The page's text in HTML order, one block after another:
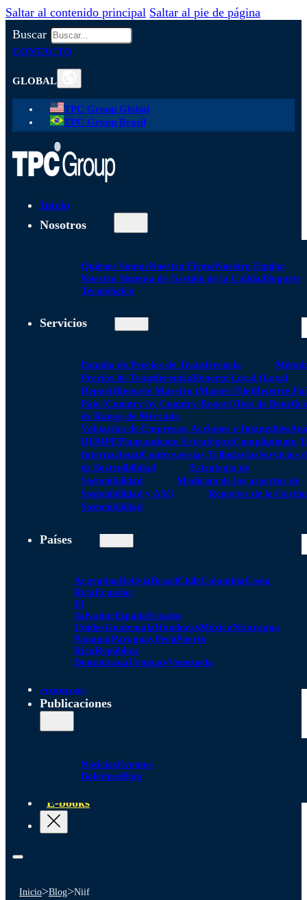
Saltar al contenido principal Saltar al pie de página
Buscar
CONTACTO
GLOBAL
TPC Group Global
TPC Group Brasil
Inicio
Nosotros
Quienes SomosNuestra FirmaNuestro Equipo
Nuestro Sistema de Gestión de la CalidadSoporte
Tecnológico
Servicios
Estudio de Precios de Transferencia
Precios de TransferenciaReporte Local (Local
Report)Reporte Maestro (Master File)Reporte
País (Country by Country Report)Test de
de Rango de Mercado
Valuación de Empresas, Acciones e Intangibles
DEMPEPlaneamiento EstratégicoCumplimiento
InternacionalControversias TributariasServicios
de Sostenibilidad
Estrategia de
Sostenibilidad
Medición de los aspectos de
Sostenibilidad y ASG
Reportes de la
Sostenibilidad
Países
ArgentinaBoliviaBrasilChileColombiaCosta
RicaEcuador
El
SalvadorEspañaEstados
UnidosGuatemalaHondurasMéxicoNicaragua
PanamáParaguayPerúPuerto
RicoRepública
DominicanaUruguayVenezuela
Alianzas
Publicaciones
NoticiasEventos
BoletinesBlog
E-books
Inicio>Blog>Niif